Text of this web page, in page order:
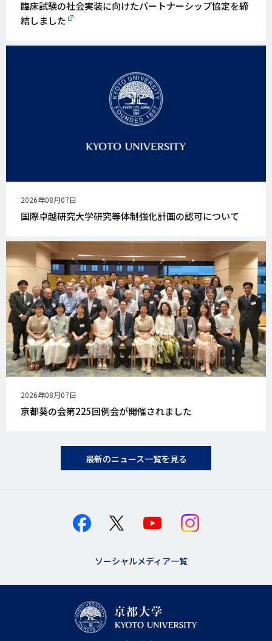
臨床試験の社会実装に向けたパートナーシップ協定を締
結しました
公
開
日
2026年08月07日
国際卓越研究大学研究等体制強化計画の認可について
公
開
日
2026年08月07日
京都葵の会第225回例会が開催されました
最新のニュース一覧を見る
ソーシャルメディア一覧